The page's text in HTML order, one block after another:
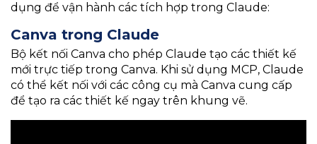
dụng để vận hành các tích hợp trong Claude:
Canva trong Claude
Bộ kết nối Canva cho phép Claude tạo các thiết kế
mới trực tiếp trong Canva. Khi sử dụng MCP, Claude
có thể kết nối với các công cụ mà Canva cung cấp
để tạo ra các thiết kế ngay trên khung vẽ.